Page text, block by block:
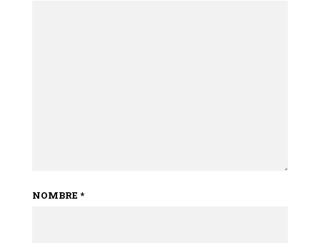
NOMBRE *